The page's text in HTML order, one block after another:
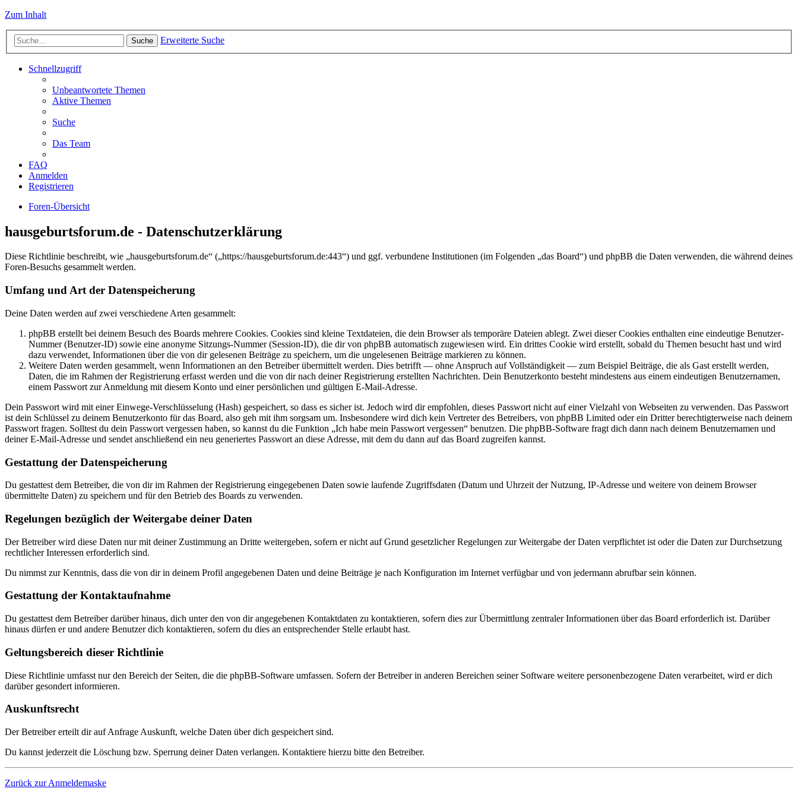
Zum Inhalt
Suche Erweiterte Suche
Schnellzugriff
Unbeantwortete Themen
Aktive Themen
Suche
Das Team
FAQ
Anmelden
Registrieren
Foren-Übersicht
hausgeburtsforum.de - Datenschutzerklärung
Diese Richtlinie beschreibt, wie „hausgeburtsforum.de“ („https://hausgeburtsforum.de:443“) und ggf. verbundene Institutionen (im Folgenden „das Board“) und phpBB die Daten verwenden, die während deines
Foren-Besuchs gesammelt werden.
Umfang und Art der Datenspeicherung
Deine Daten werden auf zwei verschiedene Arten gesammelt:
phpBB erstellt bei deinem Besuch des Boards mehrere Cookies. Cookies sind kleine Textdateien, die dein Browser als temporäre Dateien ablegt. Zwei dieser Cookies enthalten eine eindeutige Benutzer-
Nummer (Benutzer-ID) sowie eine anonyme Sitzungs-Nummer (Session-ID), die dir von phpBB automatisch zugewiesen wird. Ein drittes Cookie wird erstellt, sobald du Themen besucht hast und wird
dazu verwendet, Informationen über die von dir gelesenen Beiträge zu speichern, um die ungelesenen Beiträge markieren zu können.
Weitere Daten werden gesammelt, wenn Informationen an den Betreiber übermittelt werden. Dies betrifft — ohne Anspruch auf Vollständigkeit — zum Beispiel Beiträge, die als Gast erstellt werden,
Daten, die im Rahmen der Registrierung erfasst werden und die von dir nach deiner Registrierung erstellten Nachrichten. Dein Benutzerkonto besteht mindestens aus einem eindeutigen Benutzernamen,
einem Passwort zur Anmeldung mit diesem Konto und einer persönlichen und gültigen E-Mail-Adresse.
Dein Passwort wird mit einer Einwege-Verschlüsselung (Hash) gespeichert, so dass es sicher ist. Jedoch wird dir empfohlen, dieses Passwort nicht auf einer Vielzahl von Webseiten zu verwenden. Das Passwort
ist dein Schlüssel zu deinem Benutzerkonto für das Board, also geh mit ihm sorgsam um. Insbesondere wird dich kein Vertreter des Betreibers, von phpBB Limited oder ein Dritter berechtigterweise nach deinem
Passwort fragen. Solltest du dein Passwort vergessen haben, so kannst du die Funktion „Ich habe mein Passwort vergessen“ benutzen. Die phpBB-Software fragt dich dann nach deinem Benutzernamen und
deiner E-Mail-Adresse und sendet anschließend ein neu generiertes Passwort an diese Adresse, mit dem du dann auf das Board zugreifen kannst.
Gestattung der Datenspeicherung
Du gestattest dem Betreiber, die von dir im Rahmen der Registrierung eingegebenen Daten sowie laufende Zugriffsdaten (Datum und Uhrzeit der Nutzung, IP-Adresse und weitere von deinem Browser
übermittelte Daten) zu speichern und für den Betrieb des Boards zu verwenden.
Regelungen bezüglich der Weitergabe deiner Daten
Der Betreiber wird diese Daten nur mit deiner Zustimmung an Dritte weitergeben, sofern er nicht auf Grund gesetzlicher Regelungen zur Weitergabe der Daten verpflichtet ist oder die Daten zur Durchsetzung
rechtlicher Interessen erforderlich sind.
Du nimmst zur Kenntnis, dass die von dir in deinem Profil angegebenen Daten und deine Beiträge je nach Konfiguration im Internet verfügbar und von jedermann abrufbar sein können.
Gestattung der Kontaktaufnahme
Du gestattest dem Betreiber darüber hinaus, dich unter den von dir angegebenen Kontaktdaten zu kontaktieren, sofern dies zur Übermittlung zentraler Informationen über das Board erforderlich ist. Darüber
hinaus dürfen er und andere Benutzer dich kontaktieren, sofern du dies an entsprechender Stelle erlaubt hast.
Geltungsbereich dieser Richtlinie
Diese Richtlinie umfasst nur den Bereich der Seiten, die die phpBB-Software umfassen. Sofern der Betreiber in anderen Bereichen seiner Software weitere personenbezogene Daten verarbeitet, wird er dich
darüber gesondert informieren.
Auskunftsrecht
Der Betreiber erteilt dir auf Anfrage Auskunft, welche Daten über dich gespeichert sind.
Du kannst jederzeit die Löschung bzw. Sperrung deiner Daten verlangen. Kontaktiere hierzu bitte den Betreiber.
Zurück zur Anmeldemaske